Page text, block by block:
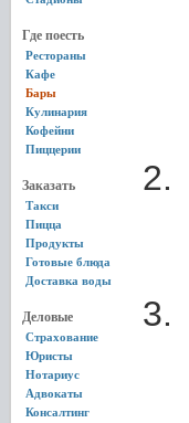
Где поесть
Рестораны
Кафе
Бары
Кулинария
Кофейни
Пиццерии
Заказать
Такси
Пицца
Продукты
Готовые блюда
Доставка воды
Деловые
Страхование
Юристы
Нотариус
Адвокаты
Консалтинг